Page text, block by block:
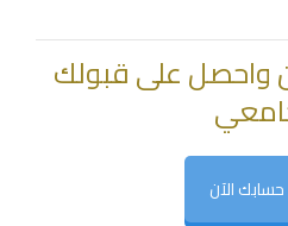
واحصل على قبولك
الآن